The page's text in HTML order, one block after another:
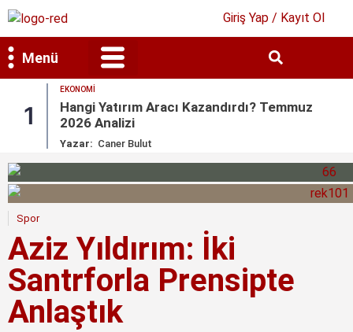
Giriş Yap / Kayıt Ol
Menü
1
EKONOMI
Hangi Yatırım Aracı Kazandırdı? Temmuz
2026 Analizi
Yazar: Caner Bulut
Spor
Aziz Yıldırım: İki
Santrforla Prensipte
Anlaştık